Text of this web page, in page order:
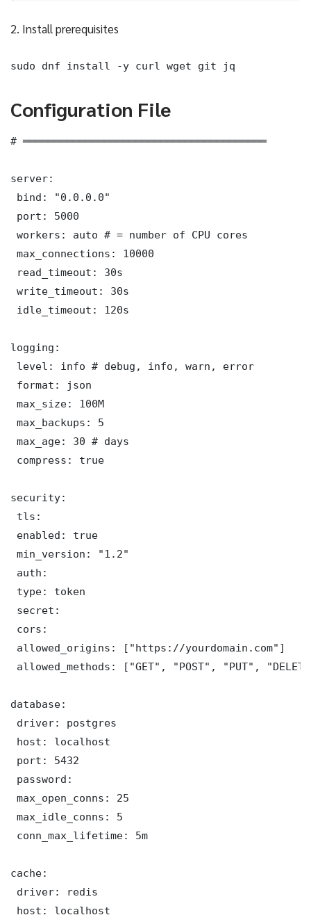
2. Install prerequisites
sudo dnf install -y curl wget git jq
Configuration File
# ═══════════════════════════════════════
server:
bind: "0.0.0.0"
port: 5000
workers: auto # = number of CPU cores
max_connections: 10000
read_timeout: 30s
write_timeout: 30s
idle_timeout: 120s
logging:
level: info # debug, info, warn, error
format: json
max_size: 100M
max_backups: 5
max_age: 30 # days
compress: true
security:
tls:
enabled: true
min_version: "1.2"
auth:
type: token
secret:
cors:
allowed_origins: ["https://yourdomain.com"]
allowed_methods: ["GET", "POST", "PUT",
database:
driver: postgres
host: localhost
port: 5432
password:
max_open_conns: 25
max_idle_conns: 5
conn_max_lifetime: 5m
cache:
driver: redis
host: localhost